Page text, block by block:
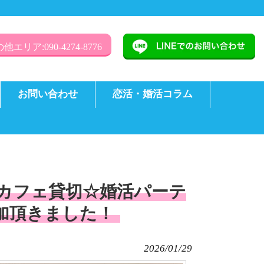
他エリア:090-4274-8776
お問い合わせ 恋活・婚活コラム
フェ貸切☆婚活パーテ
頂きました！
2026/01/29